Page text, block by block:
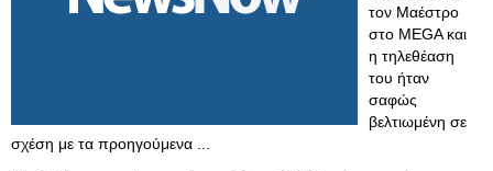
τον Μαέστρο
στο MEGA και
η τηλεθέαση
του ήταν
σαφώς
βελτιωμένη σε
σχέση με τα προηγούμενα ...